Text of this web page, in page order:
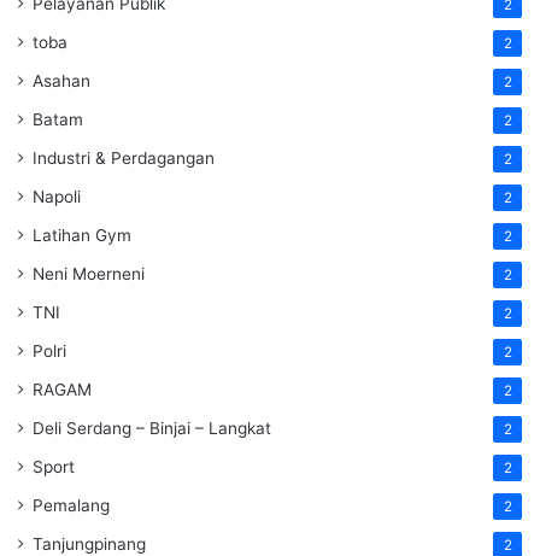
Pelayanan Publik 2
toba 2
Asahan 2
Batam 2
Industri & Perdagangan 2
Napoli 2
Latihan Gym 2
Neni Moerneni 2
TNI 2
Polri 2
RAGAM 2
Deli Serdang – Binjai – Langkat 2
Sport 2
Pemalang 2
Tanjungpinang 2